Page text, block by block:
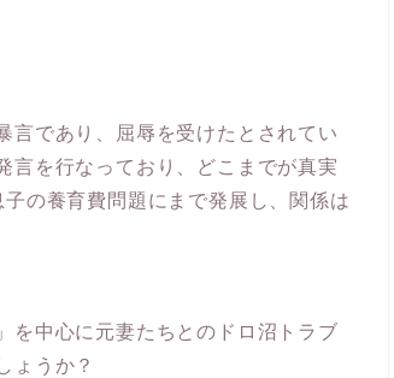
言であり、屈辱を受けたとされてい
言を行なっており、どこまでが真実
の養育費問題にまで発展し、関係は
を中心に元妻たちとのドロ沼トラブ
ょうか？